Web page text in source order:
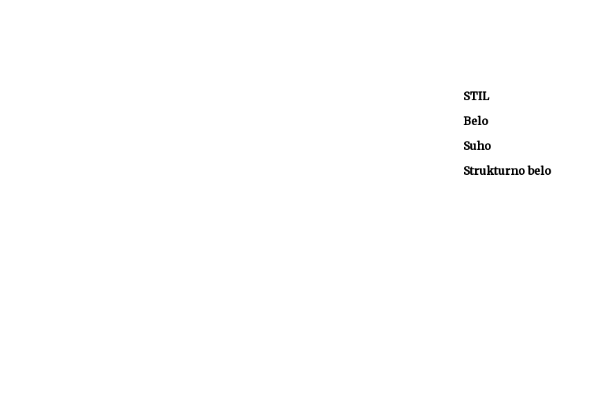
STIL
Belo
Suho
Strukturno belo